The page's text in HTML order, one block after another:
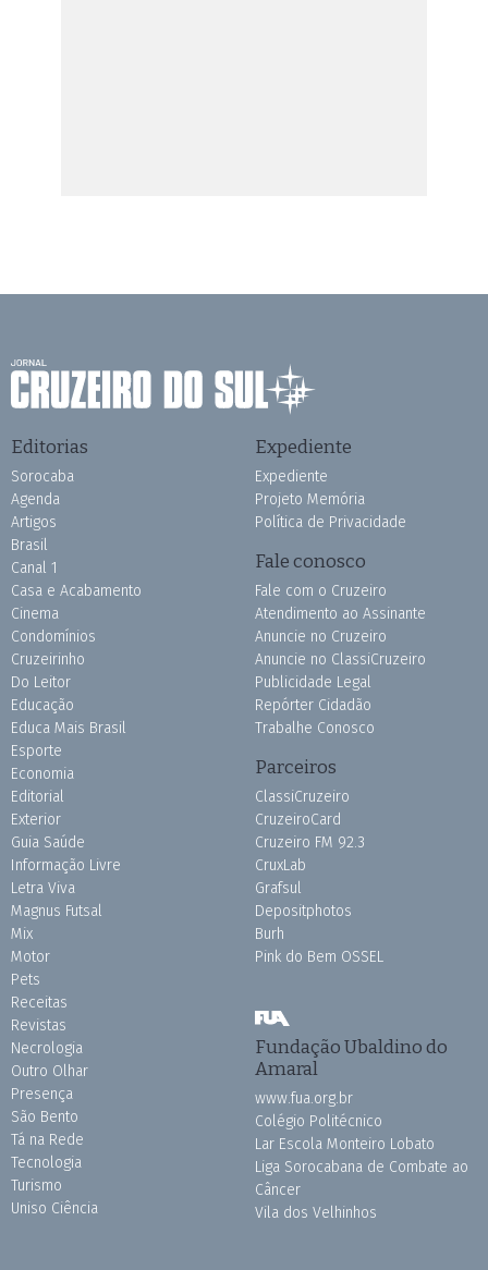
Editorias
Sorocaba
Agenda
Artigos
Brasil
Canal 1
Casa e Acabamento
Cinema
Condomínios
Cruzeirinho
Do Leitor
Educação
Educa Mais Brasil
Esporte
Economia
Editorial
Exterior
Guia Saúde
Informação Livre
Letra Viva
Magnus Futsal
Mix
Motor
Pets
Receitas
Revistas
Necrologia
Outro Olhar
Presença
São Bento
Tá na Rede
Tecnologia
Turismo
Uniso Ciência
Expediente
Expediente
Projeto Memória
Política de Privacidade
Fale conosco
Fale com o Cruzeiro
Atendimento ao Assinante
Anuncie no Cruzeiro
Anuncie no ClassiCruzeiro
Publicidade Legal
Repórter Cidadão
Trabalhe Conosco
Parceiros
ClassiCruzeiro
CruzeiroCard
Cruzeiro FM 92.3
CruxLab
Grafsul
Depositphotos
Burh
Pink do Bem OSSEL
Fundação Ubaldino do
Amaral
www.fua.org.br
Colégio Politécnico
Lar Escola Monteiro Lobato
Liga Sorocabana de Combate ao
Câncer
Vila dos Velhinhos